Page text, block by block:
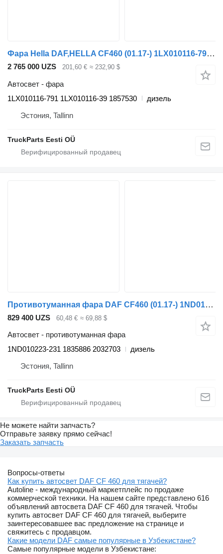
Фара Hella DAF,HELLA CF460 (01.17-) 1LX010116-791 для тягача DAF CF450, CF460 (2017-)
2 765 000 UZS 201,60 € ≈ 232,90 $
Автосвет - фара
1LX010116-791 1LX010116-39 1857530
дизель
Эстония, Tallinn
TruckParts Eesti OÜ
Противотуманная фара DAF CF460 (01.17-) 1ND010223-231 для тягача DAF CF450, CF460 (2017-)
829 400 UZS 60,48 € ≈ 69,88 $
Автосвет - противотуманная фара
1ND010223-231 1835886 2032703
дизель
Эстония, Tallinn
TruckParts Eesti OÜ
Не можете найти запчасть?
Отправьте заявку прямо сейчас!
Заказать запчасть
Вопросы-ответы
Как купить автосвет DAF CF 460 для тягачей?
Autoline - международный маркетплейс по продаже
коммерческой техники. На нашем сайте представлено 616
объявлений автосвета DAF CF 460 для тягачей. Чтобы
купить автосвет DAF CF 460 для тягачей, выберите
заинтересовавшее вас предложение на странице и
свяжитесь с продавцом.
Какие модели DAF самые популярные в Узбекистане?
Самые популярные модели в Узбекистане: